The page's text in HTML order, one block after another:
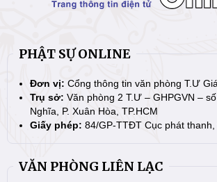
PHẬT SỰ ONLINE
Đơn vị: Cổng thông tin văn phòng T.Ư
Trụ sở: Văn phòng 2 T.Ư – GHPGVN –
Nghĩa, P. Xuân Hòa, TP.HCM
Giấy phép: 84/GP-TTĐT Cục phát
VĂN PHÒNG LIÊN LẠC